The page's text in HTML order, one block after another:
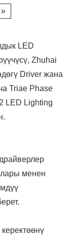
»
LED
Zhuhai
Driver жана
Triae Phase
LED Lighting
менен